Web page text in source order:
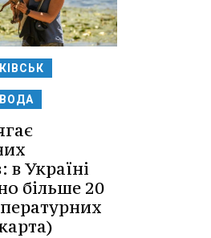
ВОДА
в Україні
більше 20